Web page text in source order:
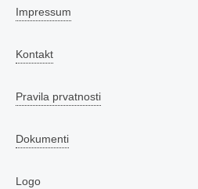
Impressum
Kontakt
Pravila prvatnosti
Dokumenti
Logo